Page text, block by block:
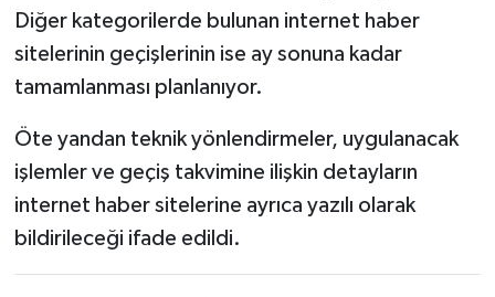
Diğer kategorilerde bulunan internet haber
sitelerinin geçişlerinin ise ay sonuna kadar
tamamlanması planlanıyor.
Öte yandan teknik yönlendirmeler, uygulanacak
işlemler ve geçiş takvimine ilişkin detayların
internet haber sitelerine ayrıca yazılı olarak
bildirileceği ifade edildi.